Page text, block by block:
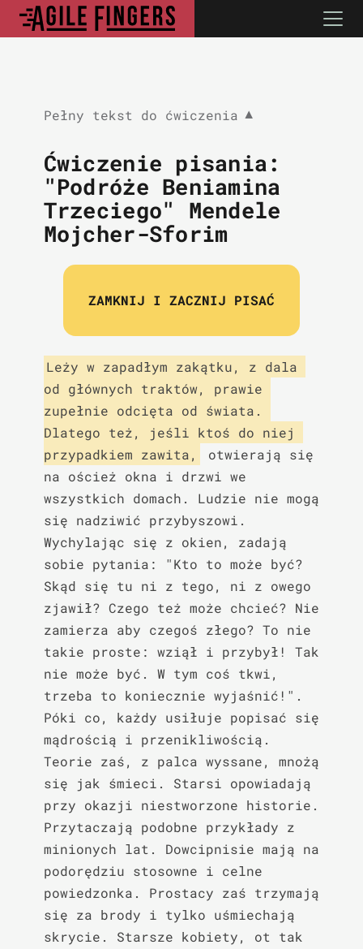
Pełny tekst do ćwiczenia ▼
Ćwiczenie pisania:
"Podróże Beniamina
Trzeciego" Mendele
Mojcher-Sforim
ZAMKNIJ I ZACZNIJ PISAĆ
Leży w zapadłym zakątku, z dala
od głównych traktów, prawie
zupełnie odcięta od świata.
Dlatego też, jeśli ktoś do niej
przypadkiem zawita,
otwierają się
na oścież okna i drzwi we
wszystkich domach. Ludzie nie mogą
się nadziwić przybyszowi.
Wychylając się z okien, zadają
sobie pytania: "Kto to może być?
Skąd się tu ni z tego, ni z owego
zjawił? Czego też może chcieć? Nie
zamierza aby czegoś złego? To nie
takie proste: wziął i przybył! Tak
nie może być. W tym coś tkwi,
trzeba to koniecznie wyjaśnić!".
Póki co, każdy usiłuje popisać się
mądrością i przenikliwością.
Teorie zaś, z palca wyssane, mnożą
się jak śmieci. Starsi opowiadają
przy okazji niestworzone historie.
Przytaczają podobne przykłady z
minionych lat. Dowcipnisie mają na
podorędziu stosowne i celne
powiedzonka. Prostacy zaś trzymają
się za brody i tylko uśmiechają
skrycie. Starsze kobiety, ot tak